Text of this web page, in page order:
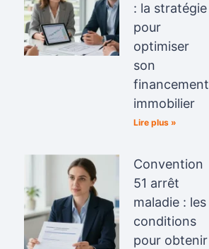
: la stratégie
pour
optimiser
son
financement
immobilier
Lire plus »
Convention
51 arrêt
maladie : les
conditions
pour obtenir